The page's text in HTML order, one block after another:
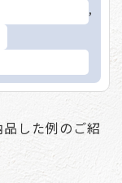
,
した例のご紹